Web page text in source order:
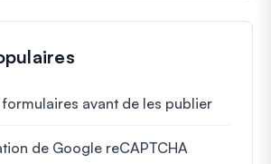
formulaires avant de les publier
de Google reCAPTCHA